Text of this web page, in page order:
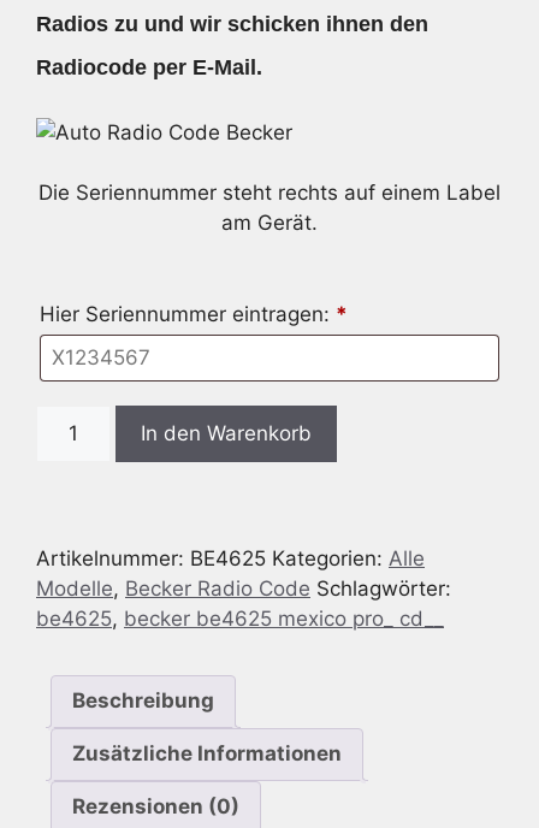
Radios zu und wir schicken ihnen den
Radiocode per E-Mail.
Die Seriennummer steht rechts auf einem Label
am Gerät.
Hier Seriennummer eintragen: *
Code
BE4625
Mexico
Pro
Menge
In den Warenkorb
Artikelnummer: BE4625 Kategorien: Alle
Modelle, Becker Radio Code Schlagwörter:
be4625, becker be4625 mexico pro_ cd__
Beschreibung
Zusätzliche Informationen
Rezensionen (0)